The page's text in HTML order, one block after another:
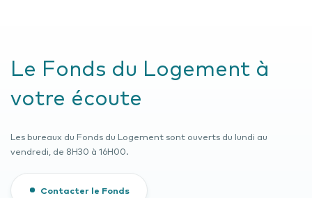
Le Fonds du Logement à
votre écoute
Les bureaux du Fonds du Logement sont ouverts du lundi au
vendredi, de 8H30 à 16H00.
Contacter le Fonds